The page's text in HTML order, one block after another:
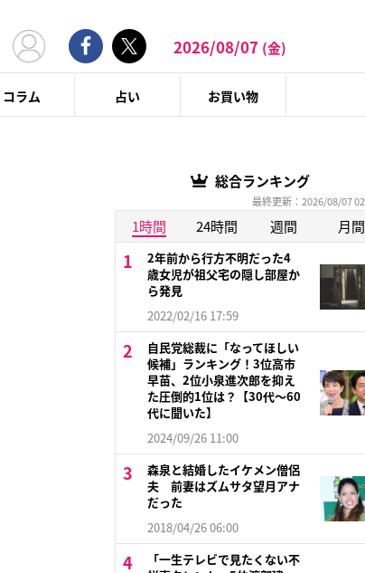
2026/08/07 (金)
コラム 占い お買い物
総合ランキング
最終更新：2026/08/07
1時間 24時間 週間 月間
2年前から行方不明だった4
歳女児が祖父宅の隠し部屋か
ら発見
2022/02/16 17:59
自民党総裁に「なってほしい
候補」ランキング！3位高市
早苗、2位小泉進次郎を抑え
た圧倒的1位は？【30代〜60
代に聞いた】
2024/09/26 11:00
森泉と結婚したイケメン僧侶
夫 前妻はズムサタ望月アナ
だった
2018/04/26 06:00
「一生テレビで見たくない不